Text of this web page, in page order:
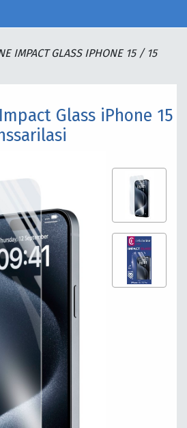
IMPACT GLASS IPHONE 15 / 15
Glass iPhone 15